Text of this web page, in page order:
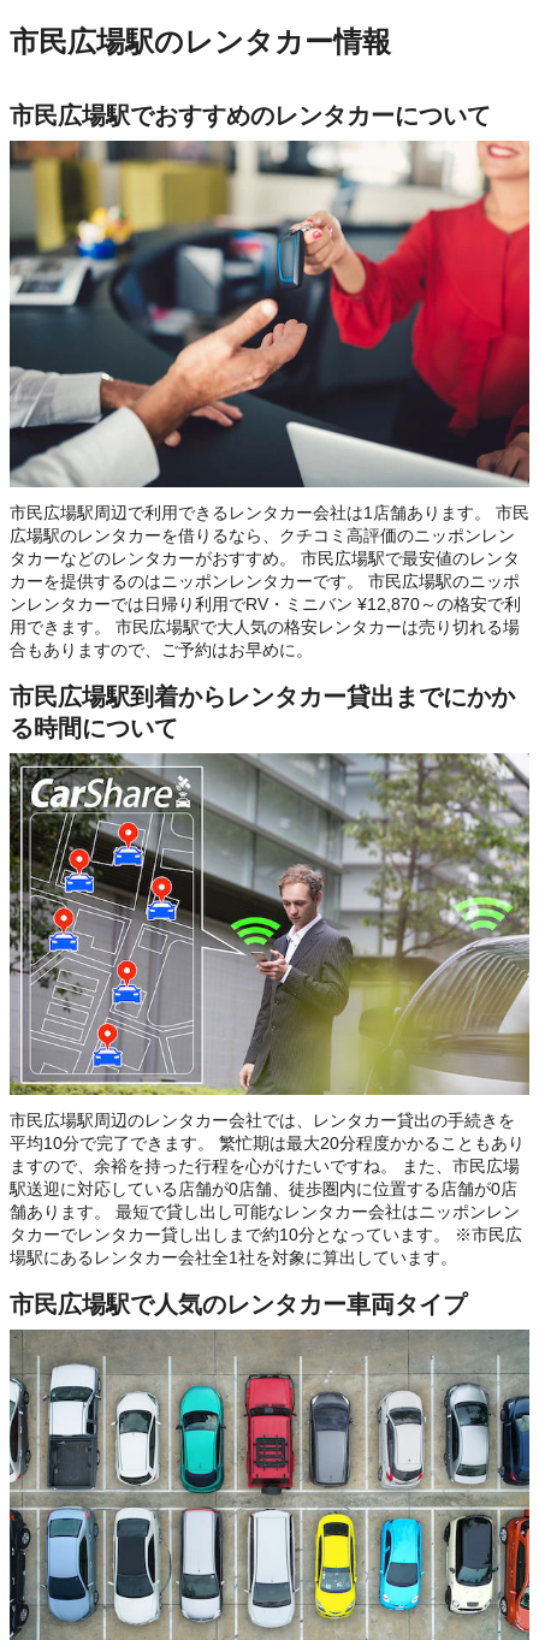
市民広場駅のレンタカー情報
市民広場駅でおすすめのレンタカーについて
市民広場駅周辺で利用できるレンタカー会社は1店舗あります。 市民
広場駅のレンタカーを借りるなら、クチコミ高評価のニッポンレン
タカーなどのレンタカーがおすすめ。 市民広場駅で最安値のレンタ
カーを提供するのはニッポンレンタカーです。 市民広場駅のニッポ
ンレンタカーでは日帰り利用でRV・ミニバン ¥12,870～の格安で利
用できます。 市民広場駅で大人気の格安レンタカーは売り切れる場
合もありますので、ご予約はお早めに。
市民広場駅到着からレンタカー貸出までにかか
る時間について
市民広場駅周辺のレンタカー会社では、レンタカー貸出の手続きを
平均10分で完了できます。 繁忙期は最大20分程度かかることもあり
ますので、余裕を持った行程を心がけたいですね。 また、市民広場
駅送迎に対応している店舗が0店舗、徒歩圏内に位置する店舗が0店
舗あります。 最短で貸し出し可能なレンタカー会社はニッポンレン
タカーでレンタカー貸し出しまで約10分となっています。 ※市民広
場駅にあるレンタカー会社全1社を対象に算出しています。
市民広場駅で人気のレンタカー車両タイプ